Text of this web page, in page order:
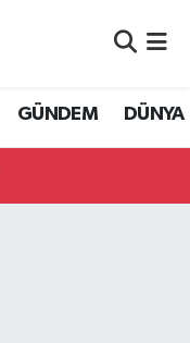
GÜNDEM DÜNYA